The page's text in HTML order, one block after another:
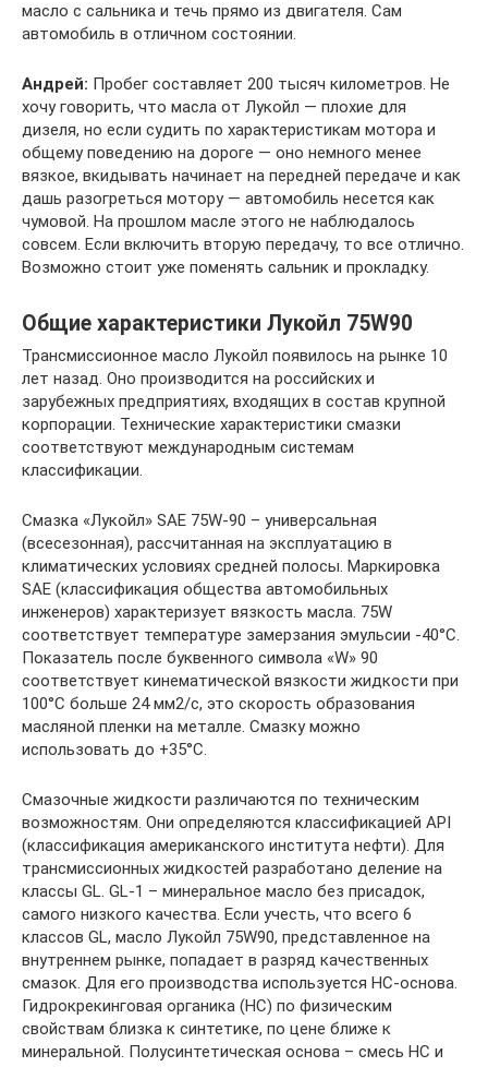
масло с сальника и течь прямо из двигателя. Сам
автомобиль в отличном состоянии.
Андрей: Пробег составляет 200 тысяч километров. Не
хочу говорить, что масла от Лукойл — плохие для
дизеля, но если судить по характеристикам мотора и
общему поведению на дороге — оно немного менее
вязкое, вкидывать начинает на передней передаче и как
дашь разогреться мотору — автомобиль несется как
чумовой. На прошлом масле этого не наблюдалось
совсем. Если включить вторую передачу, то все отлично.
Возможно стоит уже поменять сальник и прокладку.
Общие характеристики Лукойл 75W90
Трансмиссионное масло Лукойл появилось на рынке 10
лет назад. Оно производится на российских и
зарубежных предприятиях, входящих в состав крупной
корпорации. Технические характеристики смазки
соответствуют международным системам
классификации.
Смазка «Лукойл» SAE 75W-90 – универсальная
(всесезонная), рассчитанная на эксплуатацию в
климатических условиях средней полосы. Маркировка
SAE (классификация общества автомобильных
инженеров) характеризует вязкость масла. 75W
соответствует температуре замерзания эмульсии -40°С.
Показатель после буквенного символа «W» 90
соответствует кинематической вязкости жидкости при
100°С больше 24 мм2/с, это скорость образования
масляной пленки на металле. Смазку можно
использовать до +35°С.
Смазочные жидкости различаются по техническим
возможностям. Они определяются классификацией АРI
(классификация американского института нефти). Для
трансмиссионных жидкостей разработано деление на
классы GL. GL-1 – минеральное масло без присадок,
самого низкого качества. Если учесть, что всего 6
классов GL, масло Лукойл 75W90, представленное на
внутреннем рынке, попадает в разряд качественных
смазок. Для его производства используется НС-основа.
Гидрокрекинговая органика (НС) по физическим
свойствам близка к синтетике, по цене ближе к
минеральной. Полусинтетическая основа – смесь НС и